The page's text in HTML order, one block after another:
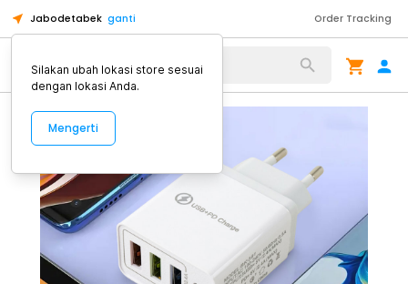
Jabodetabek ganti Order Tracking
Alat Kopi
Silakan ubah lokasi store sesuai
dengan lokasi Anda.
Mengerti